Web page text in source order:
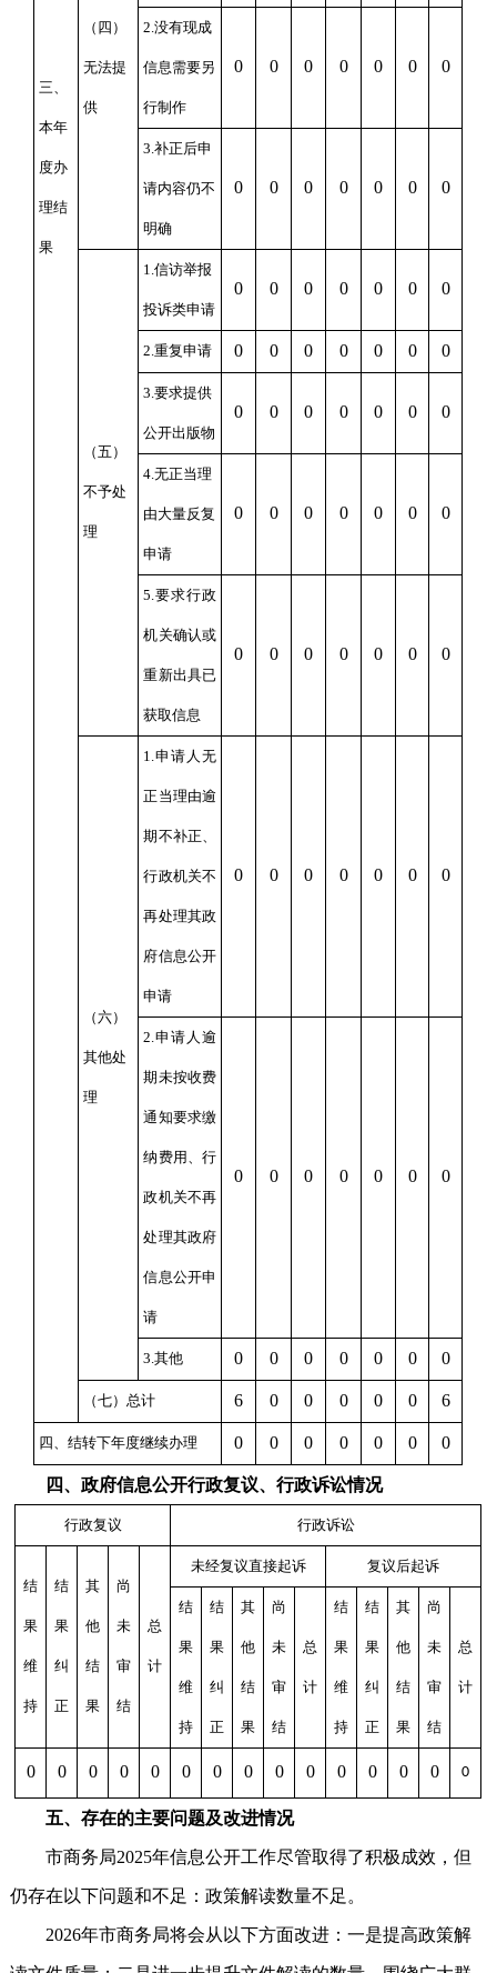
三、
本年
度办
理结
果
（四）
无法提
供
2.没有现成
信息需要另
行制作
0 0 0 0 0 0 0
3.补正后申
请内容仍不
明确
0 0 0 0 0 0 0
（五）
不予处
理
1.信访举报
投诉类申请
0 0 0 0 0 0 0
2.重复申请 0 0 0 0 0 0 0
3.要求提供
公开出版物
0 0 0 0 0 0 0
4.无正当理
由大量反复
申请
0 0 0 0 0 0 0
5.要求行政
机关确认或
重新出具已
获取信息
0 0 0 0 0 0 0
（六）
其他处
理
1.申请人无
正当理由逾
期不补正、
行政机关不
再处理其政
府信息公开
申请
0 0 0 0 0 0 0
2.申请人逾
期未按收费
通知要求缴
纳费用、行
政机关不再
处理其政府
信息公开申
请
0 0 0 0 0 0 0
3.其他 0 0 0 0 0 0 0
（七）总计 6 0 0 0 0 0 6
四、结转下年度继续办理 0 0 0 0 0 0 0
四、政府信息公开行政复议、行政诉讼情况
行政复议 行政诉讼
结
果
维
持
结
果
纠
正
其
他
结
果
尚
未
审
结
总
计
未经复议直接起诉 复议后起诉
结
果
维
持
结
果
纠
正
其
他
结
果
尚
未
审
结
总
计
结
果
维
持
结
果
纠
正
其
他
结
果
尚
未
审
结
总
计
0 0 0 0 0 0 0 0 0 0 0 0 0 0 0
五、存在的主要问题及改进情况
市商务局2025年信息公开工作尽管取得了积极成效，但
仍存在以下问题和不足：政策解读数量不足。
2026年市商务局将会从以下方面改进：一是提高政策解